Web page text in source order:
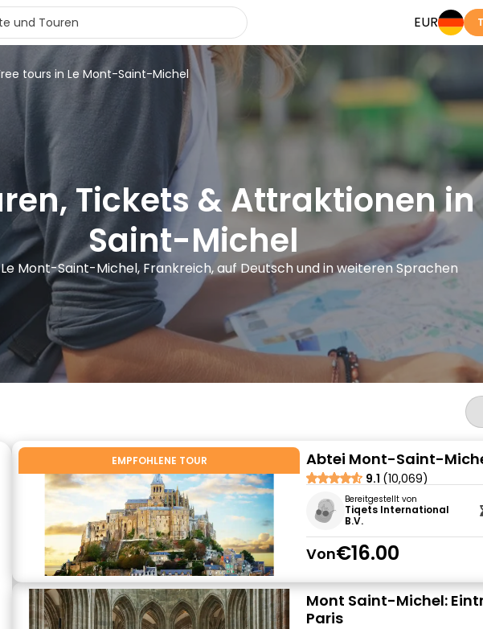
EUR
tours in Le Mont-Saint-Michel
Tickets & Attraktionen
Saint-Michel
Mont-Saint-Michel, Frankreich, auf Deutsch und in weiteren Sprachen
EMPFOHLENE TOUR Abtei Mont-Saint-
9.1 (10,069)
Bereitgestellt von
Tiqets International
B.V.
Von€16.00
Mont Saint-Michel:
Paris